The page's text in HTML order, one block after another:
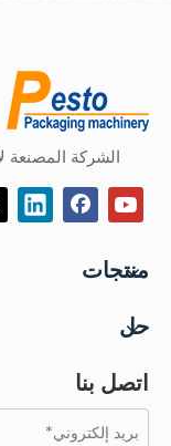
الشركة المصنعة
منتجات
حل
اتصل بنا